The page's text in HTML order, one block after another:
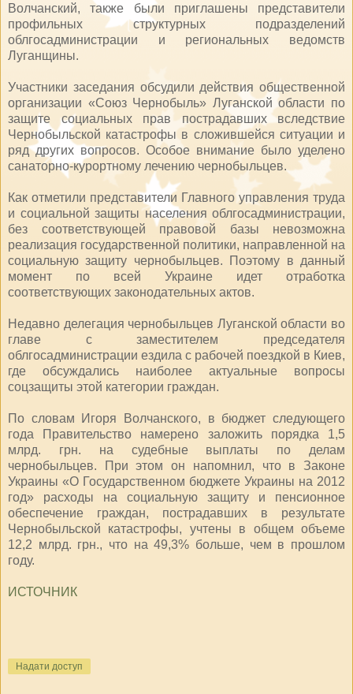
Волчанский, также были приглашены представители
профильных структурных подразделений
облгосадминистрации и региональных ведомств
Луганщины.
Участники заседания обсудили действия общественной
организации «Союз Чернобыль» Луганской области по
защите социальных прав пострадавших вследствие
Чернобыльской катастрофы в сложившейся ситуации и
ряд других вопросов. Особое внимание было уделено
санаторно-курортному лечению чернобыльцев.
Как отметили представители Главного управления труда
и социальной защиты населения облгосадминистрации,
без соответствующей правовой базы невозможна
реализация государственной политики, направленной на
социальную защиту чернобыльцев. Поэтому в данный
момент по всей Украине идет отработка
соответствующих законодательных актов.
Недавно делегация чернобыльцев Луганской области во
главе с заместителем председателя
облгосадминистрации ездила с рабочей поездкой в Киев,
где обсуждались наиболее актуальные вопросы
соцзащиты этой категории граждан.
По словам Игоря Волчанского, в бюджет следующего
года Правительство намерено заложить порядка 1,5
млрд. грн. на судебные выплаты по делам
чернобыльцев. При этом он напомнил, что в Законе
Украины «О Государственном бюджете Украины на 2012
год» расходы на социальную защиту и пенсионное
обеспечение граждан, пострадавших в результате
Чернобыльской катастрофы, учтены в общем объеме
12,2 млрд. грн., что на 49,3% больше, чем в прошлом
году.
ИСТОЧНИК
Надати доступ